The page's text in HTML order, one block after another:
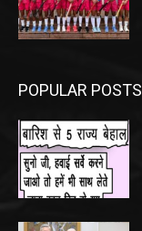
POPULAR POSTS